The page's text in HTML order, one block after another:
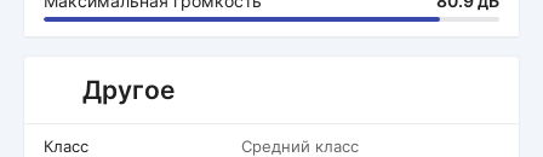
Другое
Класс Средний класс